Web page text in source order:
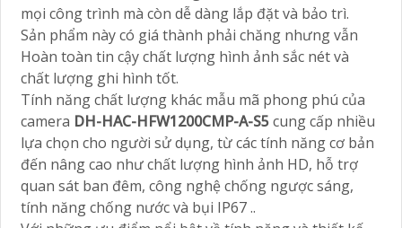
mọi công trình mà còn dễ dàng lắp đặt và bảo trì.
Sản phẩm này có giá thành phải chăng nhưng vẫn
Hoàn toàn tin cậy chất lượng hình ảnh sắc nét và
chất lượng ghi hình tốt.
Tính năng chất lượng khác mẫu mã phong phú của
camera DH-HAC-HFW1200CMP-A-S5cung cấp nhiều
lựa chọn cho người sử dụng, từ các tính năng cơ bản
đến nâng cao như chất lượng hình ảnh HD, hỗ trợ
quan sát ban đêm, công nghệ chống ngược sáng,
tính năng chống nước và bụi IP67 ..